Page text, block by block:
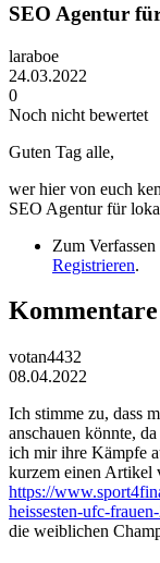
SEO Agentur
laraboe
24.03.2022
0
Noch nicht bewertet
Guten Tag alle,
wer hier von euch
SEO Agentur für
Zum
Registrieren.
Kommentare
votan4432
08.04.2022
Ich stimme zu, dass
anschauen könnte,
ich mir ihre Kämpfe
kurzem einen Artikel
https://
heissesten-ufc-
die weiblichen